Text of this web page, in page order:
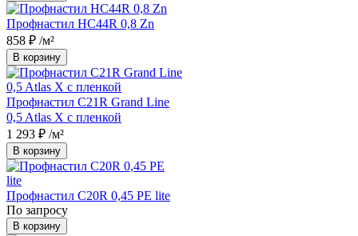
Профнастил НС44R 0,8 Zn
858 ₽ /м²
В корзину
Профнастил С21R Grand Line
0,5 Atlas X с пленкой
1 293 ₽ /м²
В корзину
Профнастил С20R 0,45 PE lite
По запросу
В корзину